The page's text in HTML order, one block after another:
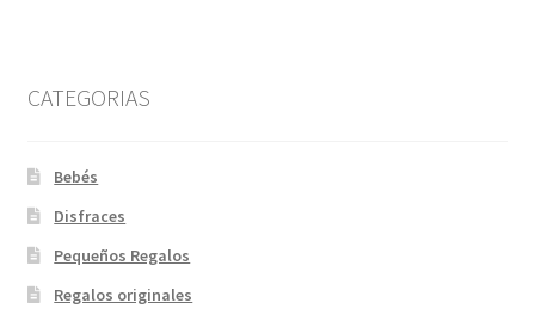
CATEGORIAS
Bebés
Disfraces
Pequeños Regalos
Regalos originales